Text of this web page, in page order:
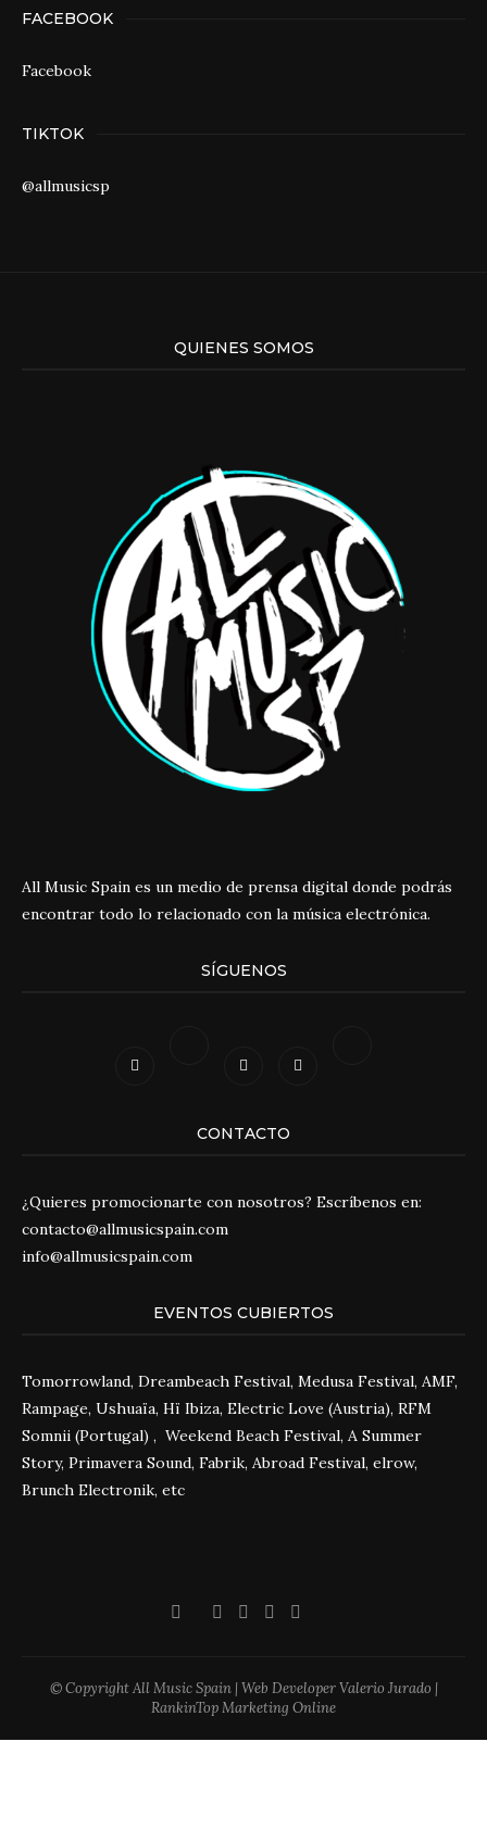
FACEBOOK
Facebook
TIKTOK
@allmusicsp
QUIENES SOMOS
All Music Spain es un medio de prensa digital donde podrás
encontrar todo lo relacionado con la música electrónica.
SÍGUENOS
CONTACTO
¿Quieres promocionarte con nosotros? Escríbenos en:
contacto@allmusicspain.com
info@allmusicspain.com
EVENTOS CUBIERTOS
Tomorrowland, Dreambeach Festival, Medusa Festival, AMF,
Rampage, Ushuaïa, Hï Ibiza, Electric Love (Austria), RFM
Somnii (Portugal) , Weekend Beach Festival, A Summer
Story, Primavera Sound, Fabrik, Abroad Festival, elrow,
Brunch Electronik, etc
© Copyright All Music Spain | Web Developer Valerio Jurado |
RankinTop Marketing Online